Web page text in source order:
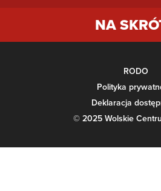
NA
© 2025 Wolskie
RODO
Polityka
Deklaracja